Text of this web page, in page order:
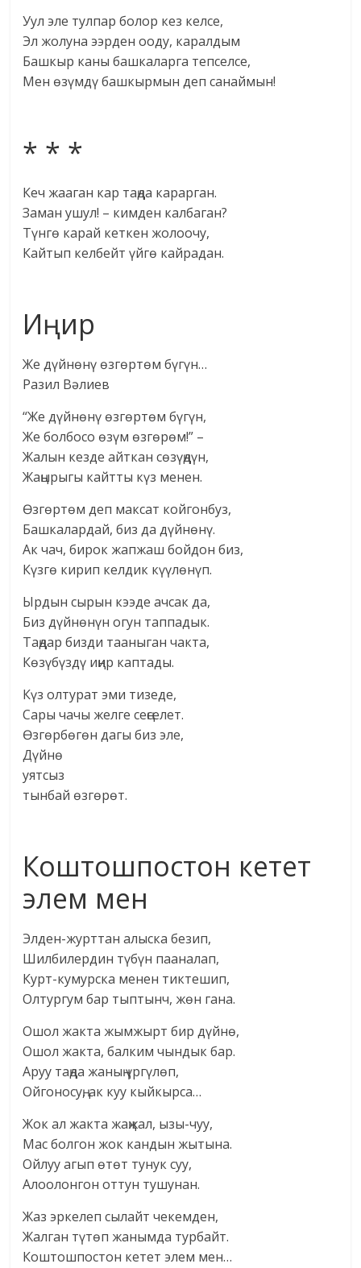
Уул эле тулпар болор кез келсе,
Эл жолуна ээрден ооду, каралдым
Башкыр каны башкаларга тепселсе,
Мен өзүмдү башкырмын деп санаймын!
* * *
Кеч жааган кар таңда карарган.
Заман ушул! – кимден калбаган?
Түнгө карай кеткен жолоочу,
Кайтып келбейт үйгө кайрадан.
Иңир
Же дүйнөнү өзгөртөм бүгүн…
Разил Вәлиев
“Же дүйнөнү өзгөртөм бүгүн,
Же болбосо өзүм өзгөрөм!” –
Жалын кезде айткан сөзүңдүн,
Жаңырыгы кайтты күз менен.
Өзгөртөм деп максат койгонбуз,
Башкалардай, биз да дүйнөнү.
Ак чач, бирок жапжаш бойдон биз,
Күзгө кирип келдик күүлөнүп.
Ырдын сырын кээде ачсак да,
Биз дүйнөнүн огун таппадык.
Таңдар бизди тааныган чакта,
Көзүбүздү иңир каптады.
Күз олтурат эми тизеде,
Сары чачы желге сеңселет.
Өзгөрбөгөн дагы биз эле,
Дүйнө
уятсыз
тынбай өзгөрөт.
Коштошпостон кетет
элем мен
Элден-журттан алыска безип,
Шилбилердин түбүн пааналап,
Курт-кумурска менен тиктешип,
Олтургум бар тыптынч, жөн гана.
Ошол жакта жымжырт бир дүйнө,
Ошол жакта, балким чындык бар.
Аруу таңда жаның үргүлөп,
Ойгоносуң, ак куу кыйкырса…
Жок ал жакта жаңжал, ызы-чуу,
Мас болгон жок кандын жытына.
Ойлуу агып өтөт тунук суу,
Алоолонгон оттун тушунан.
Жаз эркелеп сылайт чекемден,
Жалган түтөп жанымда турбайт.
Коштошпостон кетет элем мен…